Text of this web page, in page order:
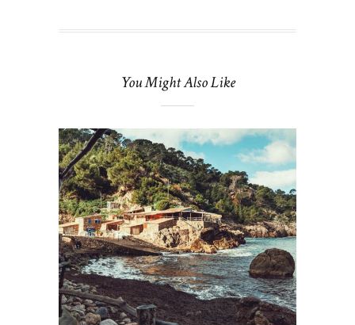
You Might Also Like